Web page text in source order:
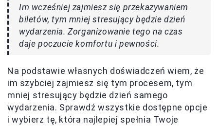
Im wcześniej zajmiesz się przekazywaniem
biletów, tym mniej stresujący będzie dzień
wydarzenia. Zorganizowanie tego na czas
daje poczucie komfortu i pewności.
Na podstawie własnych doświadczeń wiem, że
im szybciej zajmiesz się tym procesem, tym
mniej stresujący będzie dzień samego
wydarzenia. Sprawdź wszystkie dostępne opcje
i wybierz tę, która najlepiej spełnia Twoje